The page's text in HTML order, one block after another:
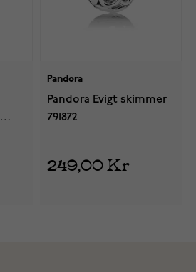
Pandora
Pandora Evigt skimmer
791872
249,00 Kr